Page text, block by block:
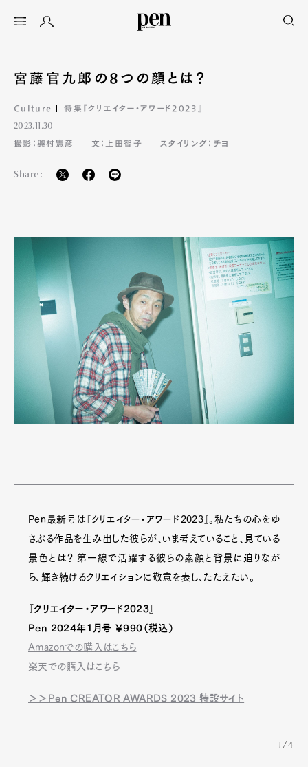
宮藤官九郎の8つの顔とは？
Culture 特集『クリエイター・アワード2023』
2023.11.30
撮影：興村憲彦
文：上田智子 スタイリング：チヨ
Share:
Pen最新号は『クリエイター・アワード2023』。私たちの心をゆ
さぶる作品を生み出した彼らが、いま考えていること、見ている
景色とは？ 第一線で活躍する彼らの素顔と背景に迫りなが
ら、輝き続けるクリエイションに敬意を表し、たたえたい。
『クリエイター・アワード2023』
Pen 2024年1月号 ￥990（税込）
Amazonでの購入はこちら
楽天での購入はこちら
＞＞Pen CREATOR AWARDS 2023 特設サイト
1/4